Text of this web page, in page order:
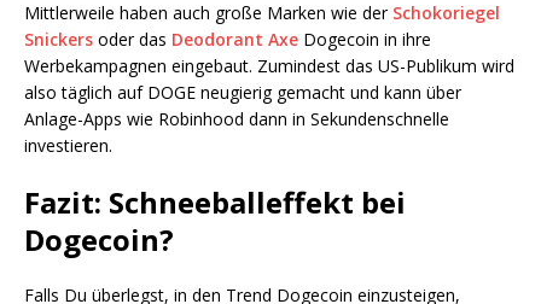
Mittlerweile haben auch große Marken wie der Schokoriegel
Snickers oder das Deodorant Axe Dogecoin in ihre
Werbekampagnen eingebaut. Zumindest das US-Publikum wird
also täglich auf DOGE neugierig gemacht und kann über
Anlage-Apps wie Robinhood dann in Sekundenschnelle
investieren.
Fazit: Schneeballeffekt bei
Dogecoin?
Falls Du überlegst, in den Trend Dogecoin einzusteigen,